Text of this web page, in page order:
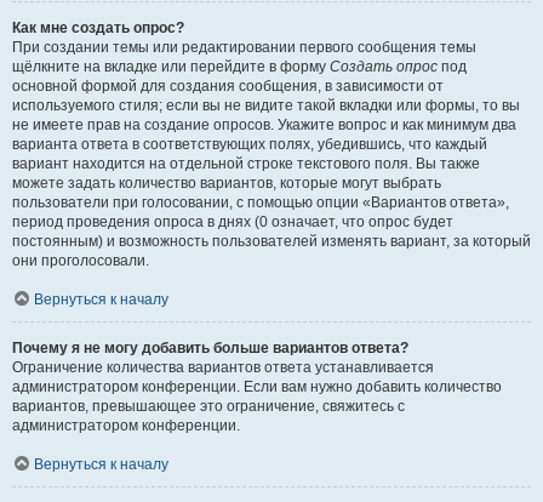
Как мне создать опрос?
При создании темы или редактировании первого сообщения темы
щёлкните на вкладке или перейдите в форму Создать опрос под
основной формой для создания сообщения, в зависимости от
используемого стиля; если вы не видите такой вкладки или формы, то вы
не имеете прав на создание опросов. Укажите вопрос и как минимум два
варианта ответа в соответствующих полях, убедившись, что каждый
вариант находится на отдельной строке текстового поля. Вы также
можете задать количество вариантов, которые могут выбрать
пользователи при голосовании, с помощью опции «Вариантов ответа»,
период проведения опроса в днях (0 означает, что опрос будет
постоянным) и возможность пользователей изменять вариант, за который
они проголосовали.
Вернуться к началу
Почему я не могу добавить больше вариантов ответа?
Ограничение количества вариантов ответа устанавливается
администратором конференции. Если вам нужно добавить количество
вариантов, превышающее это ограничение, свяжитесь с
администратором конференции.
Вернуться к началу